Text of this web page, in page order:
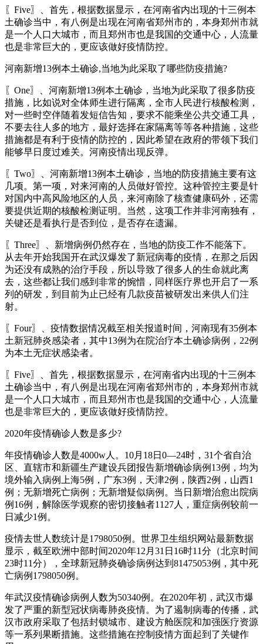
〖Five〗、首先，根据数据显示，在河南省内出现的十三例本
土确诊当中，有八例是出现在河南省郑州市的，本身郑州市就
是一个人口大城市，而且郑州市也是我国的交通中心，人流量
也是非常巨大的，更应该做好疫情防控。
河南新增13例本土确诊,当地为此采取了哪些防疫措施?
〖One〗、河南新增13例本土确诊，当地为此采取了很多防疫
措施，比如说对全体师生进行隔离，全市人民进行核酸检测，
对一些时空伴随着发短信告知，要求不能乘坐公共交通工具，
不要去往人多的地方，最好选择在家隔离等等各种措施，这些
措施都是有利于疫情的防控的，因此希望在政府的带领下我们
能够早日度过难关。河南疫情出现反弹。
〖Two〗、河南新增13例本土确诊，当地的防疫措施主要有这
几项。第一项，对来河南的人员做好管控。这种管控主要是针
对国内中高风险地区的人员，来河南除了核查健康码外，还需
要提供近期的核酸检测证明。当然，这项工作并非河南独有，
关键还是看执行是否到位，是否存在遗漏。
〖Three〗、新增病例仍然存在，当地的防疫工作不能落下。
从去年开始我国开在武汉爆发了新冠病毒的疫情，在那之后因
为还没有成熟的治疗手段，所以导致了很多人的生命就此离
去，这些都让我们感到非常的惋惜，同样医疗界也开启了一系
列的研发，到目前为止已经有几款疫苗被研发出来供人们注
射。
〖Four〗、疫情数据情况截至相关报道时间，河南现有35例本
土新冠肺炎感染者，其中13例为在院治疗本土确诊病例，22例
为本土无症状感染者。
〖Five〗、首先，根据数据显示，在河南省内出现的十三例本
土确诊当中，有八例是出现在河南省郑州市的，本身郑州市就
是一个人口大城市，而且郑州市也是我国的交通中心，人流量
也是非常巨大的，更应该做好疫情防控。
2020年疫情确诊人数是多少?
年疫情确诊人数是4000w人。10月18日0—24时，31个省自治
区、直辖市和新疆生产建设兵团报告新增确诊病例13例，均为
境外输入病例上海5例，广东3例，天津2例，陕西2例，山西1
例；无新增死亡病例；无新增疑似病例。当日新增治愈出院病
例16例，解除医学观察的密切接触者1127人，重症病例较前一
日减少1例。
疫情去世人数统计是1798050例。世界卫生组织网站最新数据
显示，截至欧洲中部时间2020年12月31日16时11分（北京时间
23时11分），全球新冠肺炎确诊病例达到81475053例，其中死
亡病例1798050例。
年武汉疫情确诊病例人数为50340例。在2020年初，武汉市爆
发了严重的新型冠状病毒肺炎疫情。为了遏制病毒的传播，武
汉市政府采取了包括封锁城市、建设方舱医院和加强医疗资源
等一系列果断措施。这些措施在控制疫情方面起到了关键作